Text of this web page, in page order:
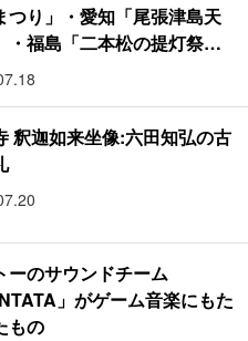
つり」・愛知「尾張津島天
・福島「二本松の提灯祭
びただしい灯火が夜空を照
釈迦如来坐像:六田知弘の古
ーのサウンドチーム
」がゲーム音楽にもた
もの